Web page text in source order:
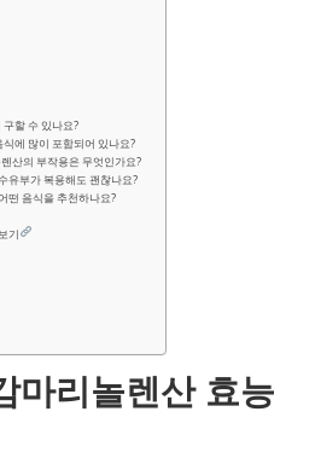
할 수 있나요?
에 많이 포함되어 있나요?
산의 부작용은 무엇인가요?
유부가 복용해도 괜찮나요?
떤 음식을 추천하나요?
기
마리놀렌산 효능